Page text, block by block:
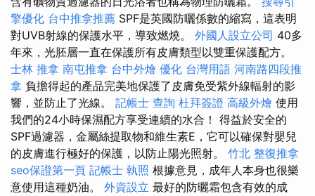
擎優化 台中推拿推薦 SPF是英國防曬係數的縮寫，這表明
對UVB射線的保護水平，導致燃燒。 外國人設立公司 40多
年來，光胚層一直在保護所有皮膚類型以雙重保護配方。
士林 推拿 南屯推拿 台中外燴 優化 台灣用語 河南路四段推
拿 負擔得起的產品完美地保護了皮膚免受紫外線輻射的影
響，並防止了光線。 記帳士 查詢 杜拜簽證 高級外燴 使用
我們的24小時保濕配方享受連續的水合！ 得益於安全的
SPF過濾器，金屬絲提取物和維生素E，它可以確保對嬰兒
的皮膚進行極好的保護，以防止陽光照射。 竹北 整復推拿
seo保證第一頁 記帳士 執照 根據意見，成年人本身也很樂
意使用這種奶油。 外資設立 最好的防曬霜包含有效的成